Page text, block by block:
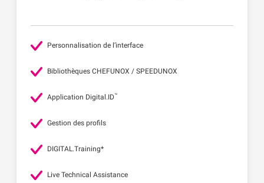
Personnalisation de l’interface
Bibliothèques CHEFUNOX / SPEEDUNOX
Application Digital.ID™
Gestion des profils
DIGITAL.Training*
Live Technical Assistance